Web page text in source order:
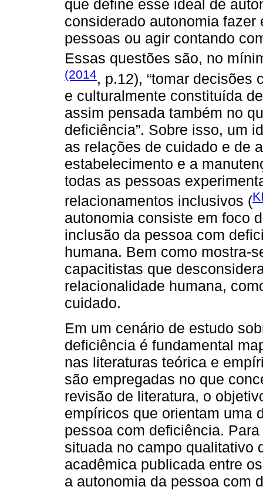
que define esse ideal de
considerado autonomia
pessoas ou agir contando
Essas questões são, no
(2014, p.12), “tomar decisões
e culturalmente constituída
assim pensada também no
deficiência”. Sobre isso, um
as relações de cuidado e de
estabelecimento e a
todas as pessoas
relacionamentos inclusivos (
autonomia consiste em foco
inclusão da pessoa com
humana. Bem como mostra-
capacitistas que
relacionalidade humana,
cuidado.
Em um cenário de estudo
deficiência é fundamental
nas literaturas teórica e
são empregadas no que
revisão de literatura, o
empíricos que orientam uma
pessoa com deficiência.
situada no campo qualitativo
acadêmica publicada entre
a autonomia da pessoa com